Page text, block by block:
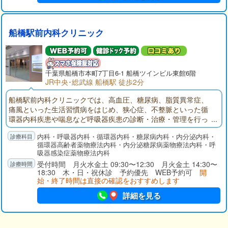
船橋駅前内科クリニック
千葉県船橋市本町7丁目6-1 船橋ツインビル東館6階
JR中央･総武線 船橋駅 徒歩2分
船橋駅前内科クリニックでは、高血圧、糖尿病、脂質異常症、
痛風といった生活習慣病をはじめ、狭心症、不整脈といった循
環器内科疾患や喘息など呼吸器疾患の診断・治療・管理を行っ
ております。常に患者様お一人おひとりの生活の質（QOL）向
上を念頭においた医療を提供していくことを目指しておりま
内科・呼吸器内科・循環器内科・糖尿病内科・内分泌内科・
循環器高齢者薬物療法内科・内分泌糖尿病薬物療法内科・呼
吸器感染症薬物療法内科
受付時間 月火水金土 09:30〜12:30 月火金土 14:30〜
18:30 木・日・祝休診 予約優先 WEB予約可 開
始・終了時間は直接の確認をおすすめします
詳細を見る